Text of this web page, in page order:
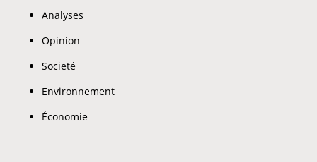
Analyses
Opinion
Societé
Environnement
Économie